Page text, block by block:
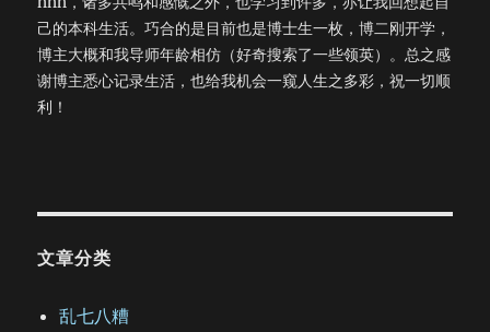
己的本科生活。巧合的是目前也是博士生一枚，博二刚开学，
博主大概和我导师年龄相仿（好奇搜索了一些领英）。总之感
谢博主悉心记录生活，也给我机会一窥人生之多彩，祝一切顺
利！
文章分类
乱七八糟